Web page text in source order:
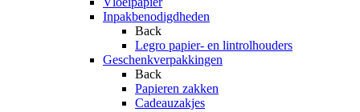
Inpakbenodigdheden
Back
Legro papier- en lintrolhouders
Geschenkverpakkingen
Back
Papieren zakken
Cadeauzakjes